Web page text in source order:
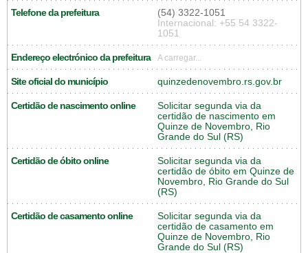
Telefone da prefeitura
(54) 3322-1051
Internacional: +55 54 3322-
1051
Endereço electrónico da prefeitura A carregar...
Site oficial do município quinzedenovembro.rs.gov.br
Certidão de nascimento online
Solicitar segunda via da
certidão de nascimento em
Quinze de Novembro, Rio
Grande do Sul (RS)
Certidão de óbito online
Solicitar segunda via da
certidão de óbito em Quinze de
Novembro, Rio Grande do Sul
(RS)
Certidão de casamento online
Solicitar segunda via da
certidão de casamento em
Quinze de Novembro, Rio
Grande do Sul (RS)